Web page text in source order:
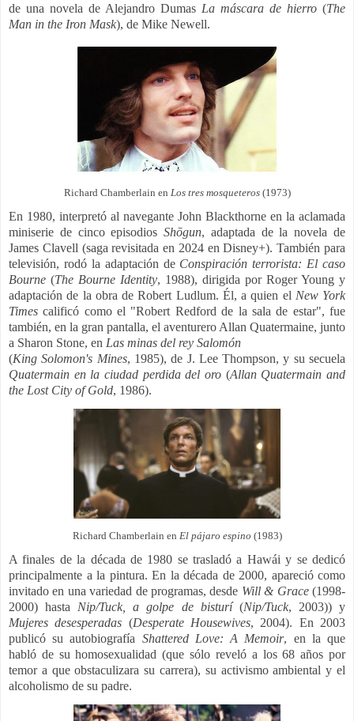
de una novela de Alejandro Dumas La máscara de hierro (The
Man in the Iron Mask), de Mike Newell.
Richard Chamberlain en Los tres mosqueteros(1973)
En 1980, interpretó al navegante John Blackthorne en la aclamada
miniserie de cinco episodiosShōgun, adaptada de la novela de
James Clavell (saga revisitada en 2024 en Disney+). También para
televisión, rodó la adaptación de Conspiración terrorista: El caso
Bourne (The Bourne Identity, 1988), dirigida por Roger Young y
adaptación de la obra de Robert Ludlum. Él, a quien el New York
Times calificó como el "Robert Redford de la sala de estar", fue
también, en la gran pantalla, el aventurero Allan Quatermaine, junto
a Sharon Stone, en Las minas del rey Salomón
(King Solomon's Mines, 1985), de J. Lee Thompson, y su secuela
Quatermain en la ciudad perdida del oro (Allan Quatermain and
the Lost City of Gold, 1986).
Richard Chamberlain en El pájaro espino (1983)
A finales de la década de 1980 se trasladó a Hawái y se dedicó
principalmente a la pintura. En la década de 2000, apareció como
invitado en una variedad de programas, desde Will & Grace(1998-
2000) hasta Nip/Tuck, a golpe de bisturí(Nip/Tuck, 2003)) y
Mujeres desesperadas (Desperate Housewives, 2004). En 2003
publicó su autobiografía Shattered Love: A Memoir, en la que
habló de su homosexualidad (que sólo reveló a los 68 años por
temor a que obstaculizara su carrera), su activismo ambiental y el
alcoholismo de su padre.